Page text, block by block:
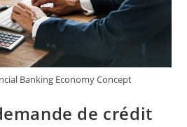
Banking Economy Concept
de crédit